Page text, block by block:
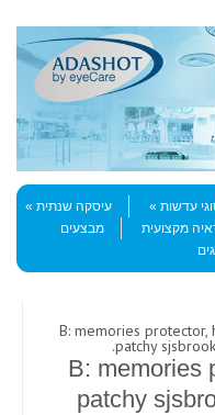
עדשות
עיסקה שנתית
מקצועית
מבצעים
> B: memories
patchy
B: memories
patchy